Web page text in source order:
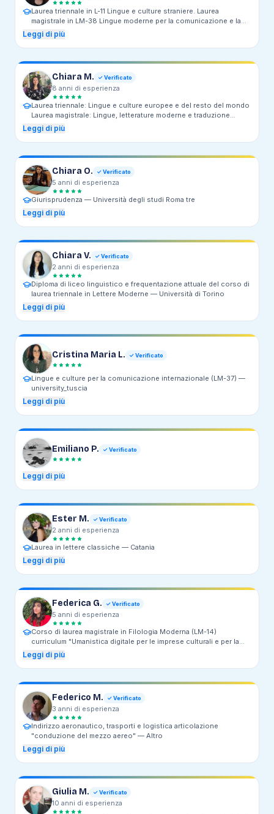
Laurea triennale in L-11 Lingue e culture straniere. Laurea
magistrale in LM-38 Lingue moderne per la comunicazione e la
cooperazione internazionale. —
Studi di Salerno. Magistrale presso Università degli Studi di
Milano.
Leggi di più
Chiara M. ✓ Verificato
8 anni di esperienza
Laurea triennale: Lingue e culture europee e del resto del mondo
Laurea magistrale: Lingue, letterature moderne e traduzione
interculturale (curriculum in traduzione e processi
interlinguistici) —
Leggi di più
Chiara O. ✓ Verificato
5 anni di esperienza
Giurisprudenza — Università degli studi Roma tre
Leggi di più
Chiara V. ✓ Verificato
2 anni di esperienza
Diploma di liceo linguistico e frequentazione attuale del corso di
laurea triennale in Lettere Moderne — Università di Torino
Leggi di più
Cristina Maria L. ✓ Verificato
Lingue e culture per la comunicazione internazionale (LM-37) —
university_tuscia
Leggi di più
Emiliano P. ✓ Verificato
Leggi di più
Ester M. ✓ Verificato
2 anni di esperienza
Laurea in lettere classiche — Catania
Leggi di più
Federica G. ✓ Verificato
5 anni di esperienza
Corso di laurea magistrale in Filologia Moderna (LM-14)
curriculum "Umanistica digitale per le imprese culturali e per la
ricerca"; Corso di laurea in Lettere Moderne (L-10) —
degli Studi di Salerno
Leggi di più
Federico M. ✓ Verificato
3 anni di esperienza
Indirizzo aeronautico, trasporti e logistica articolazione
"conduzione del mezzo aereo" — Altro
Leggi di più
Giulia M. ✓ Verificato
10 anni di esperienza